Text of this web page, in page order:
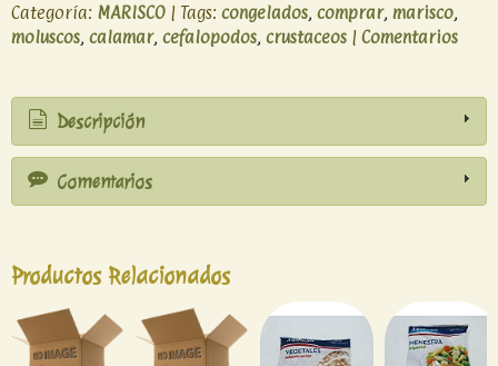
Categoría: MARISCO | Tags: congelados comprar marisco
moluscos calamar cefalopodos crustaceos | Comentarios
Descripción
Comentarios
Productos Relacionados